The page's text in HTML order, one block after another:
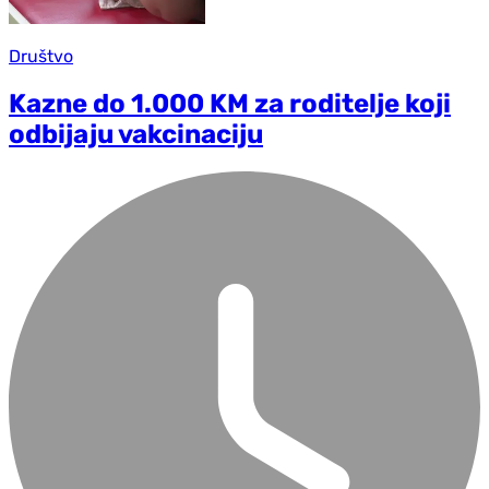
Društvo
Kazne do 1.000 KM za roditelje koji
odbijaju vakcinaciju